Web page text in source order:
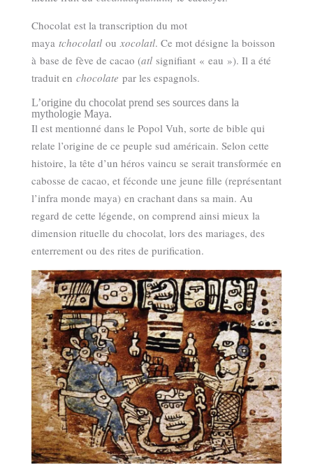
Chocolat est la transcription du mot
maya tchocolatlou xocolatl. Ce mot désigne la boisson
à base de fève de cacao (atlsignifiant « eau »). Il a été
traduit en chocolate par les espagnols.
L’origine du chocolat prend ses sources dans la
mythologie Maya.
Il est mentionné dans le Popol Vuh, sorte de bible qui
relate l’origine de ce peuple sud américain. Selon cette
histoire, la tête d’un héros vaincu se serait transformée en
cabosse de cacao, et féconde une jeune fille (représentant
l’infra monde maya) en crachant dans sa main. Au
regard de cette légende, on comprend ainsi mieux la
dimension rituelle du chocolat, lors des mariages, des
enterrement ou des rites de purification.